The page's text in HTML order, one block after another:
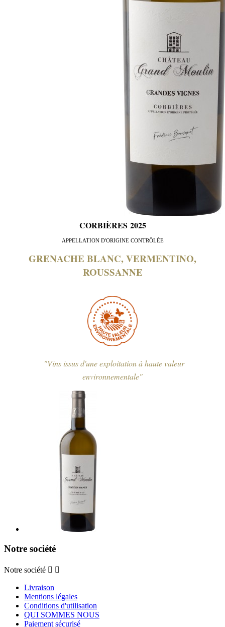
CORBIÈRES 2025
APPELLATION D'ORIGINE CONTRÔLÉE
GRENACHE BLANC, VERMENTINO,
ROUSSANNE
"Vins issus d'une exploitation à haute valeur
environnementale"
Notre société
Notre société  
Livraison
Mentions légales
Conditions d'utilisation
QUI SOMMES NOUS
Paiement sécurisé